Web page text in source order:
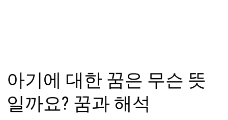
아기에 대한 꿈은 무슨 뜻
일까요? 꿈과 해석